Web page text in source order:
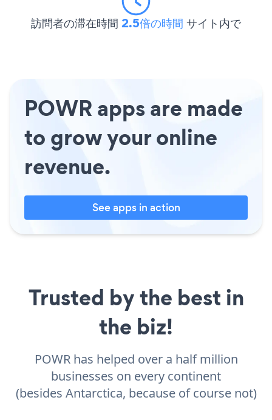
訪問者の滞在時間 2.5倍の時間 サイト内で
POWR apps are made
to grow your online
revenue.
See apps in action
Trusted by the best in
the biz!
POWR has helped over a half million
businesses on every continent
(besides Antarctica, because of course not)